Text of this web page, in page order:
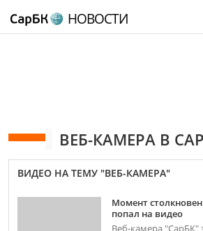
НОВОСТИ
ВЕБ-КАМЕРА В
ВИДЕО НА ТЕМУ "ВЕБ-КАМЕРА"
Момент
попал на видео
Веб-камера "СарБК"